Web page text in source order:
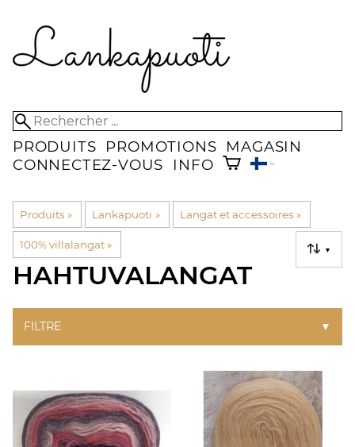
PRODUITS PROMOTIONS
MAGASIN
CONNECTEZ-VOUS
INFO
Produits ‪» Lankapuoti ‪» Langat et accessoires ‪»
100% villalangat‪» ▼
HAHTUVALANGAT
FILTRE ▼